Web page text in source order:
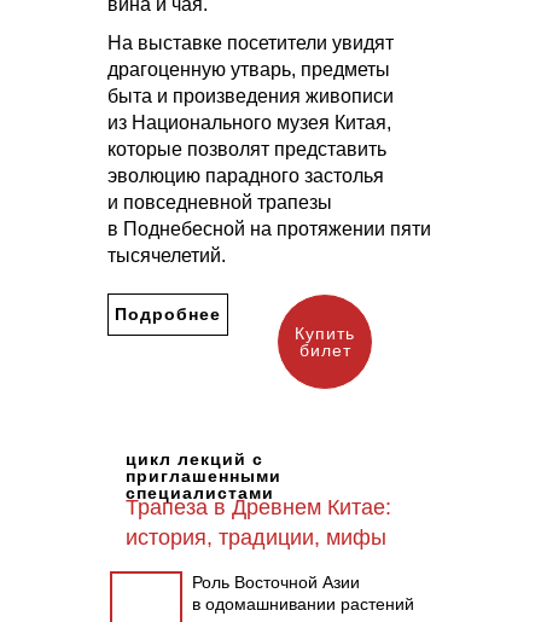
Купить
билет
На выставке посетители увидят
драгоценную утварь, предметы
быта и произведения живописи
из Национального музея Китая,
которые позволят представить
эволюцию парадного застолья
и повседневной трапезы
в Поднебесной на протяжении пяти
тысячелетий.
вина и чая.
Подробнее
Роль Восточной Азии
в одомашнивании растений
Трапеза в Древнем Китае:
история, традиции, мифы
цикл лекций с
приглашенными
специалистами